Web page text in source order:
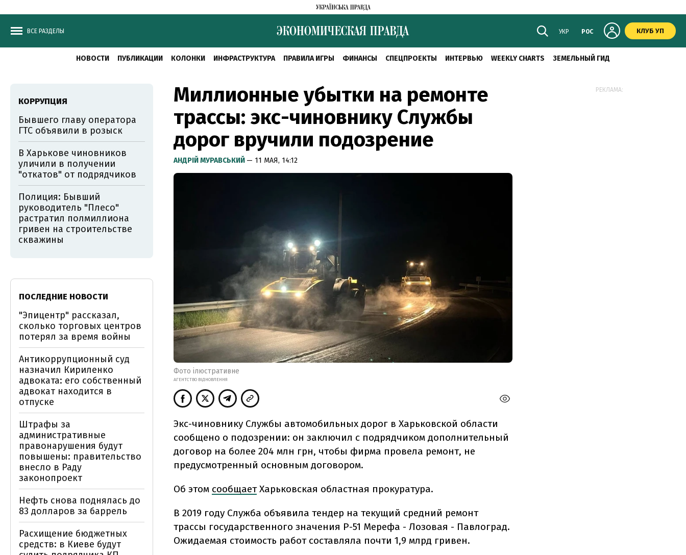
ВСЕ РАЗДЕЛЫ УКР РОС КЛУБ УП
НОВОСТИ ПУБЛИКАЦИИ КОЛОНКИ ИНФРАСТРУКТУРА ПРАВИЛА ИГРЫ ФИНАНСЫ СПЕЦПРОЕКТЫ ИНТЕРВЬЮ WEEKLY CHARTS ЗЕМЕЛЬНЫЙ ГИД
Миллионные убытки на ремонте
трассы: экс-чиновнику Службы
дорог вручили подозрение
АНДРІЙ МУРАВСЬКИЙ — 11 МАЯ, 14:12
Фото ілюстративне
АГЕНТСТВО ВІДНОВЛЕННЯ
Экс-чиновнику Службы автомобильных дорог в Харьковской области
сообщено о подозрении: он заключил с подрядчиком дополнительный
договор на более 204 млн грн, чтобы фирма провела ремонт, не
предусмотренный основным договором.
Об этом сообщает Харьковская областная прокуратура.
В 2019 году Служба объявила тендер на текущий средний ремонт
трассы государственного значения Р-51 Мерефа - Лозовая - Павлоград.
Ожидаемая стоимость работ составляла почти 1,9 млрд гривен.
КОРРУПЦИЯ
Бывшего главу оператора
ГТС объявили в розыск
В Харькове чиновников
уличили в получении
"откатов" от подрядчиков
Полиция: Бывший
руководитель "Плесо"
растратил полмиллиона
гривен на строительстве
скважины
ПОСЛЕДНИЕ НОВОСТИ
"Эпицентр" рассказал,
сколько торговых центров
потерял за время войны
Антикоррупционный суд
назначил Кириленко
адвоката: его собственный
адвокат находится в
отпуске
Штрафы за
административные
правонарушения будут
повышены: правительство
внесло в Раду
законопроект
Нефть снова поднялась до
83 долларов за баррель
Расхищение бюджетных
средств: в Киеве будут
РЕКЛАМА: